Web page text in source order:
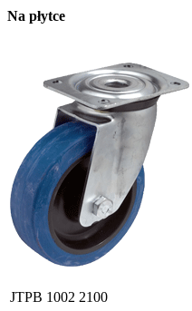
Na płytce
JTPB 1002 2100